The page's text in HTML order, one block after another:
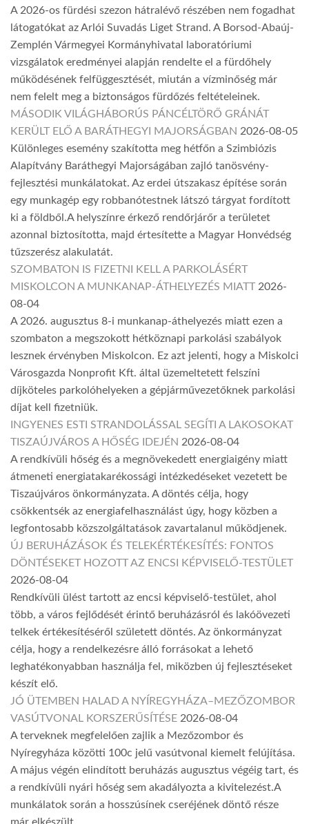
A 2026-os fürdési szezon hátralévő részében nem fogadhat
látogatókat az Arlói Suvadás Liget Strand. A Borsod-Abaúj-
Zemplén Vármegyei Kormányhivatal laboratóriumi
vizsgálatok eredményei alapján rendelte el a fürdőhely
működésének felfüggesztését, miután a vízminőség már
nem felelt meg a biztonságos fürdőzés feltételeinek.
MÁSODIK VILÁGHÁBORÚS PÁNCÉLTÖRŐ GRÁNÁT
KERÜLT ELŐ A BARÁTHEGYI MAJORSÁGBAN 2026-08-05
Különleges esemény szakította meg hétfőn a Szimbiózis
Alapítvány Baráthegyi Majorságában zajló tanösvény-
fejlesztési munkálatokat. Az erdei útszakasz építése során
egy munkagép egy robbanótestnek látszó tárgyat fordított
ki a földből.A helyszínre érkező rendőrjárőr a területet
azonnal biztosította, majd értesítette a Magyar Honvédség
tűzszerész alakulatát.
SZOMBATON IS FIZETNI KELL A PARKOLÁSÉRT
MISKOLCON A MUNKANAP-ÁTHELYEZÉS MIATT 2026-
08-04
A 2026. augusztus 8-i munkanap-áthelyezés miatt ezen a
szombaton a megszokott hétköznapi parkolási szabályok
lesznek érvényben Miskolcon. Ez azt jelenti, hogy a Miskolci
Városgazda Nonprofit Kft. által üzemeltetett felszíni
díjköteles parkolóhelyeken a gépjárművezetőknek parkolási
díjat kell fizetniük.
INGYENES ESTI STRANDOLÁSSAL SEGÍTI A LAKOSOKAT
TISZAÚJVÁROS A HŐSÉG IDEJÉN 2026-08-04
A rendkívüli hőség és a megnövekedett energiaigény miatt
átmeneti energiatakarékossági intézkedéseket vezetett be
Tiszaújváros önkormányzata. A döntés célja, hogy
csökkentsék az energiafelhasználást úgy, hogy közben a
legfontosabb közszolgáltatások zavartalanul működjenek.
ÚJ BERUHÁZÁSOK ÉS TELEKÉRTÉKESÍTÉS: FONTOS
DÖNTÉSEKET HOZOTT AZ ENCSI KÉPVISELŐ-TESTÜLET
2026-08-04
Rendkívüli ülést tartott az encsi képviselő-testület, ahol
több, a város fejlődését érintő beruházásról és lakóövezeti
telkek értékesítéséről született döntés. Az önkormányzat
célja, hogy a rendelkezésre álló forrásokat a lehető
leghatékonyabban használja fel, miközben új fejlesztéseket
készít elő.
JÓ ÜTEMBEN HALAD A NYÍREGYHÁZA–MEZŐZOMBOR
VASÚTVONAL KORSZERŰSÍTÉSE 2026-08-04
A terveknek megfelelően zajlik a Mezőzombor és
Nyíregyháza közötti 100c jelű vasútvonal kiemelt felújítása.
A május végén elindított beruházás augusztus végéig tart, és
a rendkívüli nyári hőség sem akadályozta a kivitelezést.A
munkálatok során a hosszúsínek cseréjének döntő része